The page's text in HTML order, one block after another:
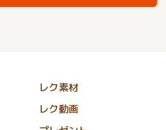
レク素材
レク動画